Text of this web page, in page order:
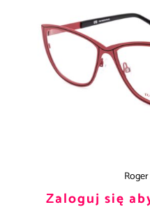
Zaloguj się